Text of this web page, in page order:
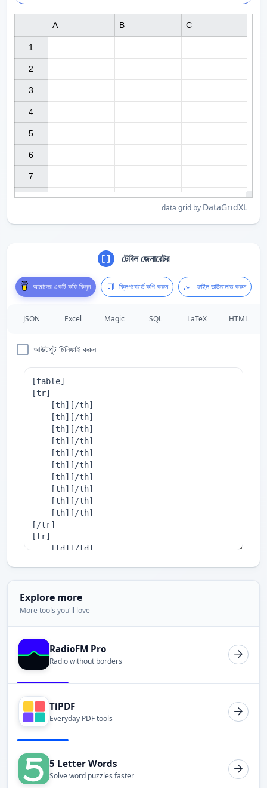
1
2
3
4
5
6
7
A B C
data grid by DataGridXL
টেবিল জেনারেটর
আমাদের একটি কফি কিনুন ক্লিপবোর্ডে কপি করুন ফাইল ডাউনলোড করুন
JSON Excel Magic SQL LaTeX HTML
আউটপুট মিনিফাই করুন
Explore more
More tools you'll love
RadioFM Pro
Radio without borders
TiPDF
Everyday PDF tools
5 Letter Words
Solve word puzzles faster